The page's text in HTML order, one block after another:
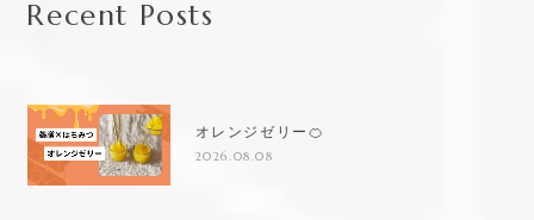
Recent Posts
オレンジゼリー🍊
2026.08.08